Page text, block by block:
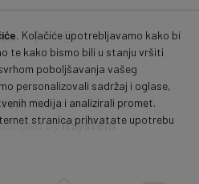
. Sva prava zadržana.
byitsystem
Kolačiće upotrebljavamo kako bi
te kako bismo bili u stanju vršiti
poboljšavanja vašeg
personalizovali sadržaj i oglase,
medija i analizirali promet.
stranica prihvatate upotrebu